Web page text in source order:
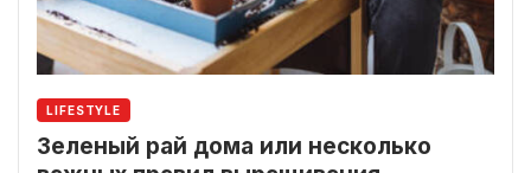
LIFESTYLE
Зеленый рай дома или несколько